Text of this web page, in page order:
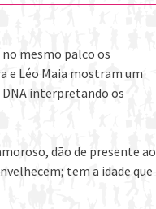
no mesmo palco os
e Léo Maia mostram um
interpretando os
dão de presente ao
tem a idade que